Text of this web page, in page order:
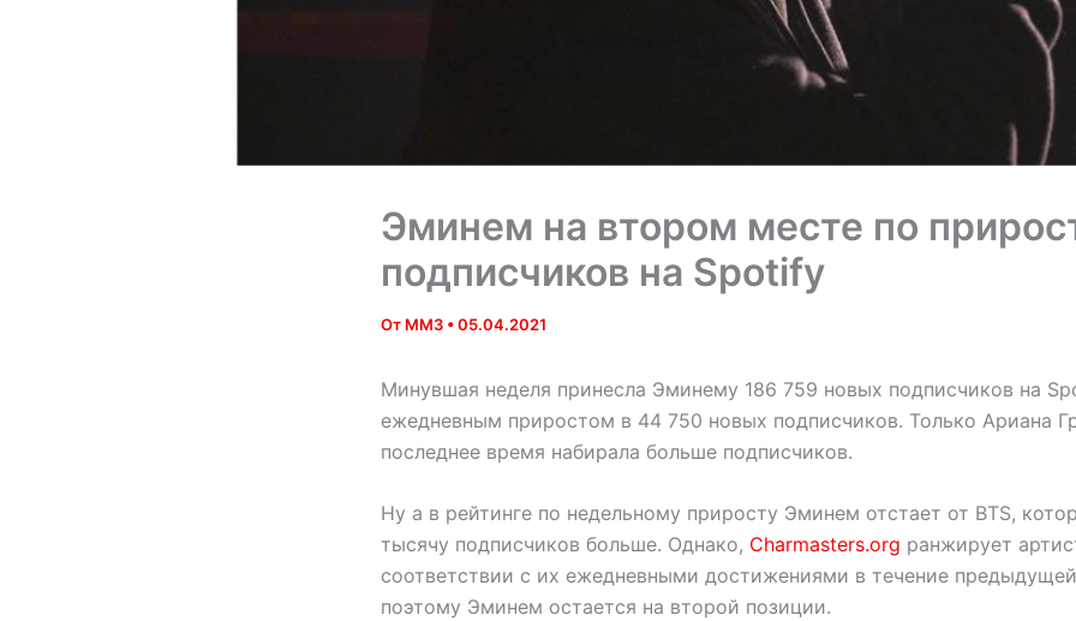
Эминем на втором месте по
подписчиков на Spotify
От MM3 •05.04.2021
Минувшая неделя принесла Эминему 186 759 новых подписчиков на
ежедневным приростом в 44 750 новых подписчиков. Только Ариана
последнее время набирала больше подписчиков.
Ну а в рейтинге по недельному приросту Эминем отстает от BTS,
тысячу подписчиков больше. Однако, Charmasters.org ранжирует
соответствии с их ежедневными достижениями в течение
поэтому Эминем остается на второй позиции.